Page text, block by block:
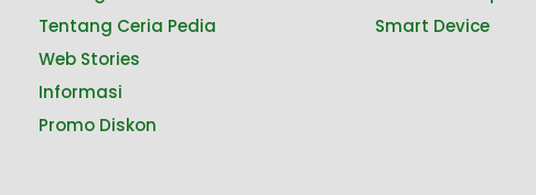
Tentang Ceria Pedia
Web Stories
Informasi
Promo Diskon
Smart Device